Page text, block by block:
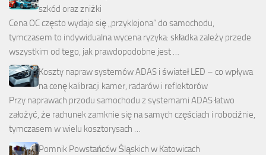
szkód oraz zniżki
Cena OC często wydaje się „przyklejona” do samochodu,
tymczasem to indywidualna wycena ryzyka: składka zależy przede
wszystkim od tego, jak prawdopodobne jest …
Koszty napraw systemów ADAS i świateł LED – co wpływa
na cenę kalibracji kamer, radarów i reflektorów
Przy naprawach przodu samochodu z systemami ADAS łatwo
założyć, że rachunek zamknie się na samych częściach i robociźnie,
tymczasem w wielu kosztorysach …
Pomnik Powstańców Śląskich w Katowicach